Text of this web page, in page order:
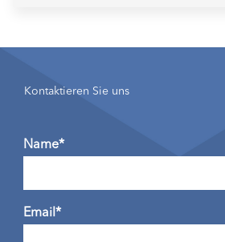
Kontaktieren Sie uns
Name*
Email*